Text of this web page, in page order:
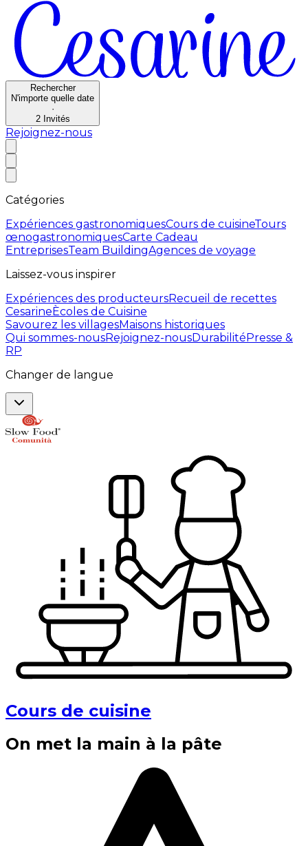
Rechercher
N'importe quelle date
·
2 Invités
Rejoignez-nous
Catégories
Expériences gastronomiquesCours de cuisineTours
œnogastronomiquesCarte Cadeau
EntreprisesTeam BuildingAgences de voyage
Laissez-vous inspirer
Expériences des producteursRecueil de recettes
CesarineÈcoles de Cuisine
Savourez les villagesMaisons historiques
Qui sommes-nousRejoignez-nousDurabilitéPresse &
RP
Changer de langue
Cours de cuisine
On met la main à la pâte